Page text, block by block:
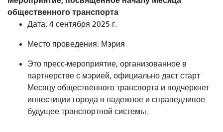
общественного транспорта
Дата: 4 сентября 2025 г.
Место проведения: Мэрия
Это пресс-мероприятие, организованное в
партнерстве с мэрией, официально даст старт
Месяцу общественного транспорта и подчеркнет
инвестиции города в надежное и справедливое
будущее транспортной системы.